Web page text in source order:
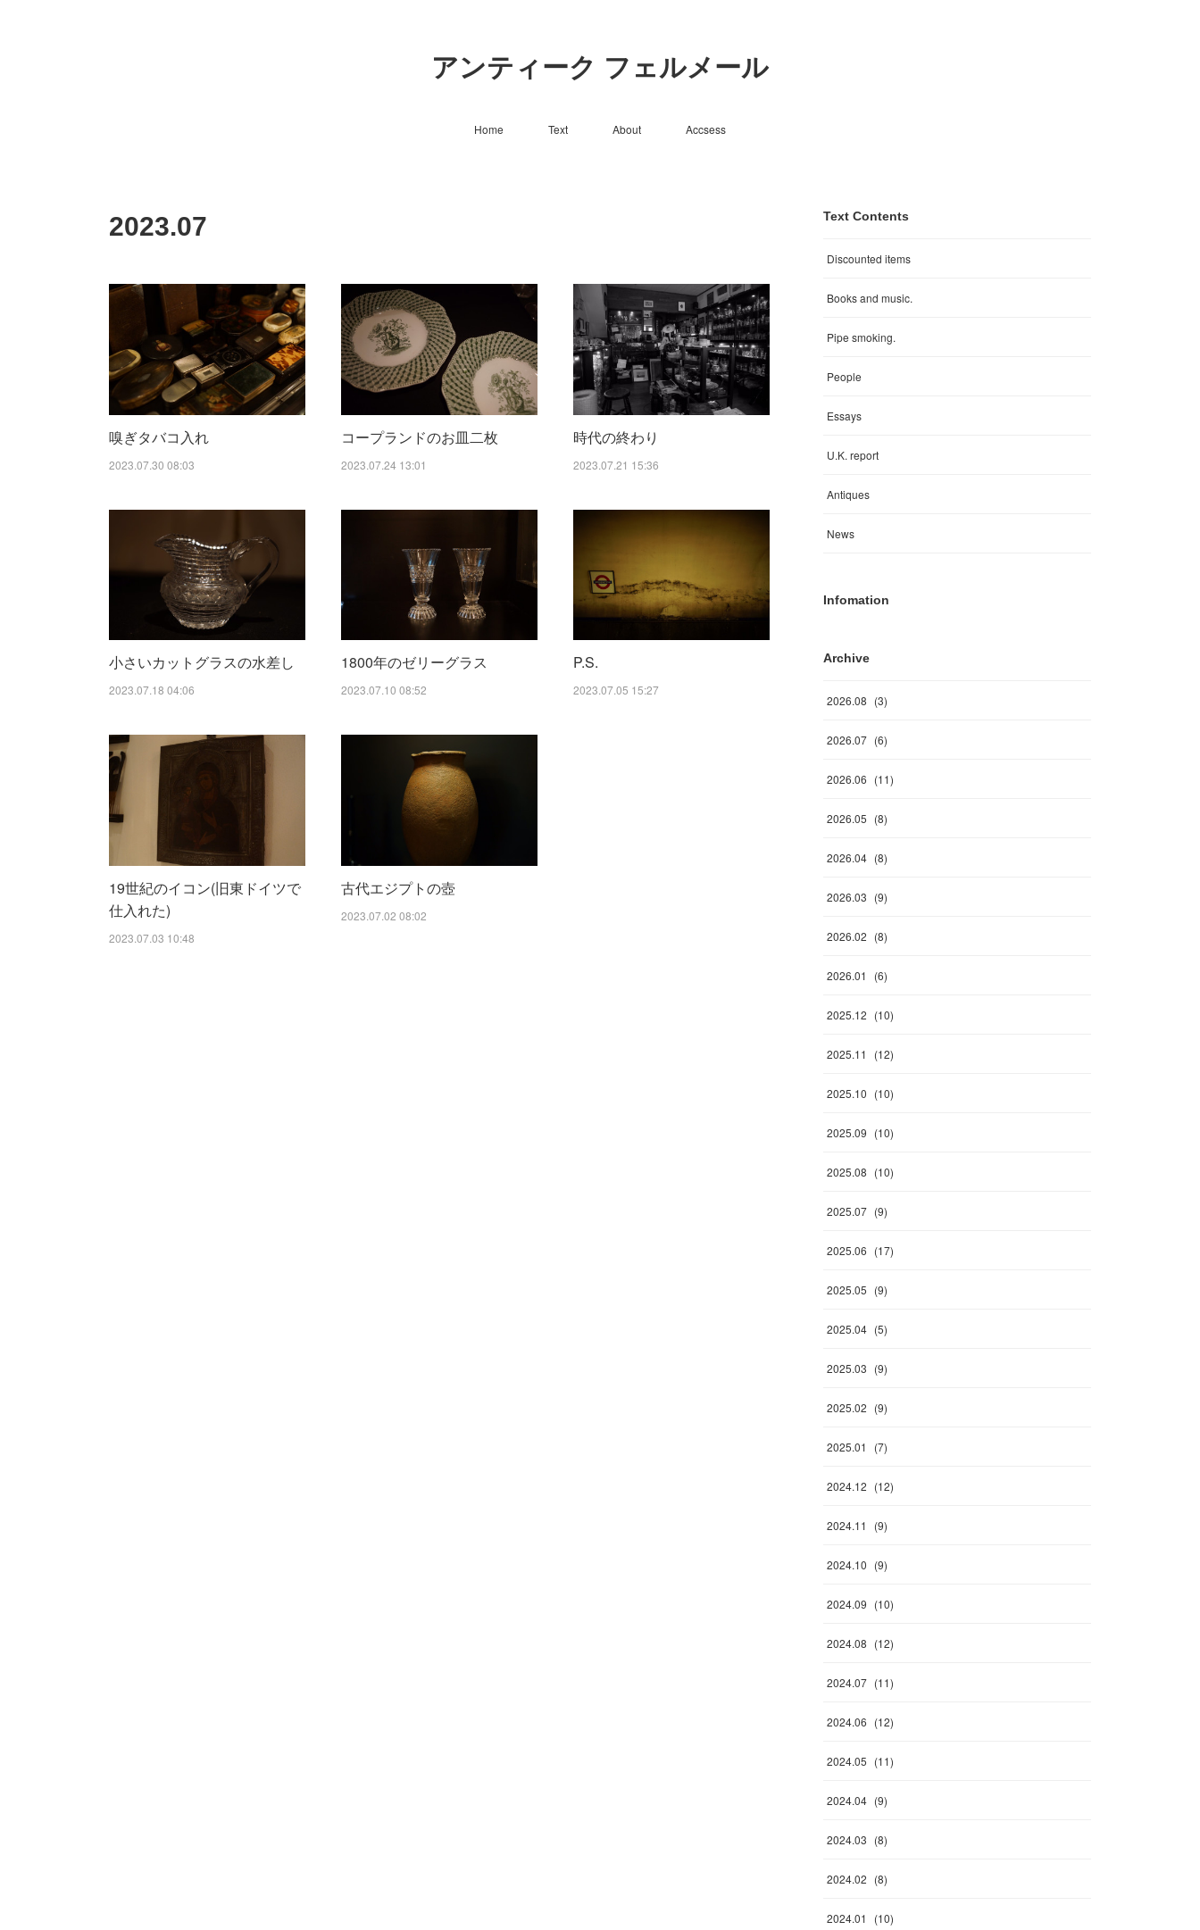
アンティーク フェルメール
Home Text About Accsess
2023.07
嗅ぎタバコ入れ
2023.07.30 08:03
コープランドのお皿二枚
2023.07.24 13:01
時代の終わり
2023.07.21 15:36
小さいカットグラスの水差し
2023.07.18 04:06
1800年のゼリーグラス
2023.07.10 08:52
P.S.
2023.07.05 15:27
19世紀のイコン(旧東ドイツで
仕入れた)
2023.07.03 10:48
古代エジプトの壺
2023.07.02 08:02
Text Contents
Discounted items
Books and music.
Pipe smoking.
People
Essays
U.K. report
Antiques
News
Infomation
Archive
2026.08 (3)
2026.07 (6)
2026.06 (11)
2026.05 (8)
2026.04 (8)
2026.03 (9)
2026.02 (8)
2026.01 (6)
2025.12 (10)
2025.11 (12)
2025.10 (10)
2025.09 (10)
2025.08 (10)
2025.07 (9)
2025.06 (17)
2025.05 (9)
2025.04 (5)
2025.03 (9)
2025.02 (9)
2025.01 (7)
2024.12 (12)
2024.11 (9)
2024.10 (9)
2024.09 (10)
2024.08 (12)
2024.07 (11)
2024.06 (12)
2024.05 (11)
2024.04 (9)
2024.03 (8)
2024.02 (8)
2024.01 (10)